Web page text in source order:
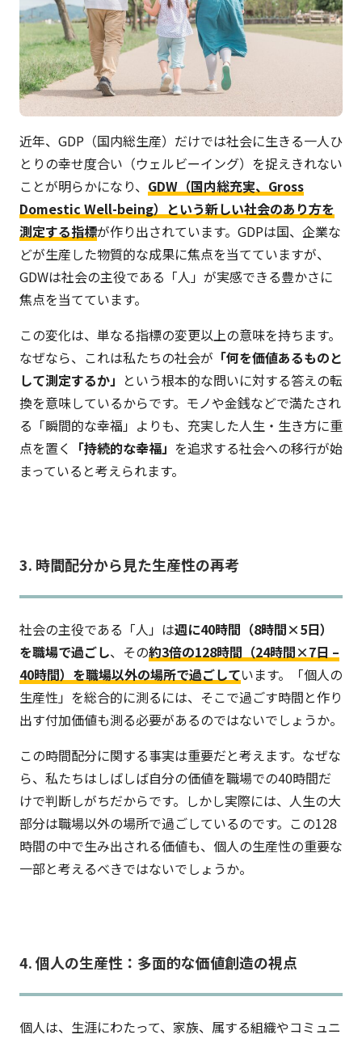
近年、GDP（国内総生産）だけでは社会に生きる一人ひ
とりの幸せ度合い（ウェルビーイング）を捉えきれない
ことが明らかになり、 GDW（国内総充実、Gross
Domestic Well-being）という新しい社会のあり方を
測定する指標が作り出されています。GDPは国、企業な
どが生産した物質的な成果に焦点を当てていますが、
GDWは社会の主役である「人」が実感できる豊かさに
焦点を当てています。
この変化は、単なる指標の変更以上の意味を持ちます。
なぜなら、これは私たちの社会が 「何を価値あるものと
して測定するか」 という根本的な問いに対する答えの転
換を意味しているからです。モノや金銭などで満たされ
る「瞬間的な幸福」よりも、充実した人生・生き方に重
点を置く
「持続的な幸福」 を追求する社会への移行が始
まっていると考えられます。
3. 時間配分から見た生産性の再考
社会の主役である「人」は週に40時間（8時間×5日）
を職場で過ごし、その約3倍の128時間（24時間×7日 –
40時間）を職場以外の場所で過ごしています。「個人の
生産性」を総合的に測るには、そこで過ごす時間と作り
出す付加価値も測る必要があるのではないでしょうか。
この時間配分に関する事実は重要だと考えます。なぜな
ら、私たちはしばしば自分の価値を職場での40時間だ
けで判断しがちだからです。しかし実際には、人生の大
部分は職場以外の場所で過ごしているのです。この128
時間の中で生み出される価値も、個人の生産性の重要な
一部と考えるべきではないでしょうか。
4. 個人の生産性：多面的な価値創造の視点
個人は、生涯にわたって、家族、属する組織やコミュニ